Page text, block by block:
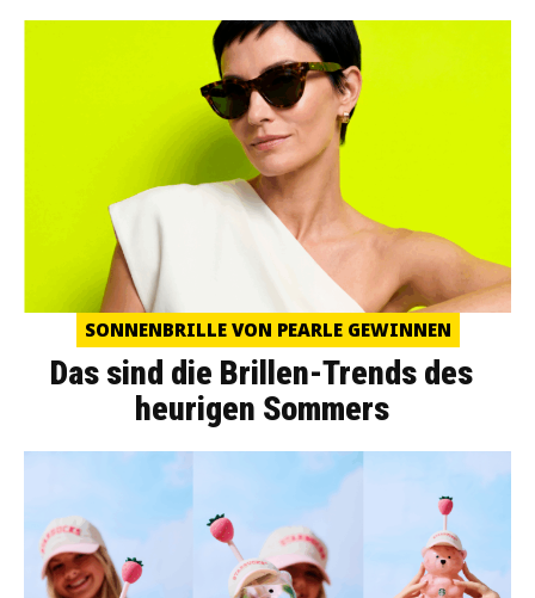
SONNENBRILLE VON PEARLE GEWINNEN
Das sind die Brillen-Trends des
heurigen Sommers